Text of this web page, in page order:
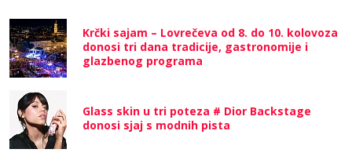
Krčki sajam – Lovrečeva od 8. do 10. kolovoza
donosi tri dana tradicije, gastronomije i
glazbenog programa
Glass skin u tri poteza # Dior Backstage
donosi sjaj s modnih pista